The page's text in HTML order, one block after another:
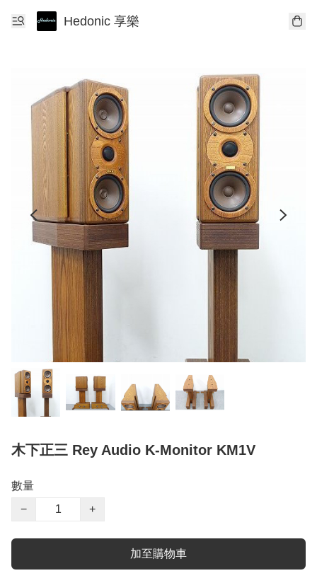
Hedonic 享樂
木下正三 Rey Audio K-Monitor KM1V
數量
−
+
加至購物車